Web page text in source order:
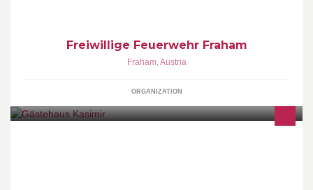
Freiwillige Feuerwehr Fraham
Fraham,Austria
ORGANIZATION